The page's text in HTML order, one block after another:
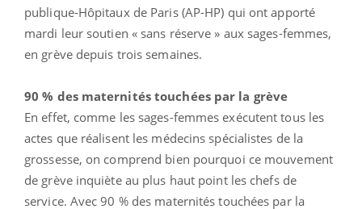
publique-Hôpitaux de Paris (AP-HP) qui ont apporté
mardi leur soutien « sans réserve » aux sages-femmes,
en grève depuis trois semaines.
90 % des maternités touchées par la grève
En effet, comme les sages-femmes exécutent tous les
actes que réalisent les médecins spécialistes de la
grossesse, on comprend bien pourquoi ce mouvement
de grève inquiète au plus haut point les chefs de
service. Avec 90 % des maternités touchées par la